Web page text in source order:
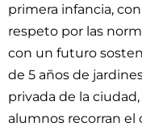
primera infancia,
respeto por las
con un futuro
de 5 años de
privada de la
alumnos recorran el